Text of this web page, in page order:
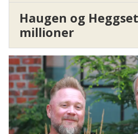
Haugen og
millioner